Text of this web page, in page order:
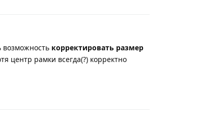
корректировать размер
центр рамки всегда(?) корректно